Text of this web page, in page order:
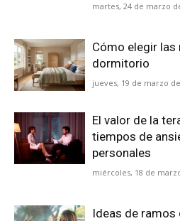
martes, 24 de marzo
Cómo elegir
dormitorio
jueves, 19 de marzo
El valor de la
tiempos de
personales
miércoles, 18 de
Ideas de ramos